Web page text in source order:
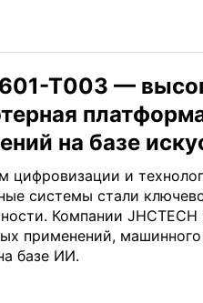
T003 —
на базе
цифровизации и
системы стали
Компании
применений,
базе ИИ.